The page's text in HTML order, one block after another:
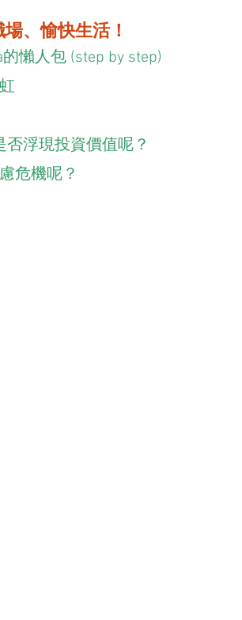
、愉快生活！
懶人包 (step by step)
否浮現投資價值呢？
危機呢？